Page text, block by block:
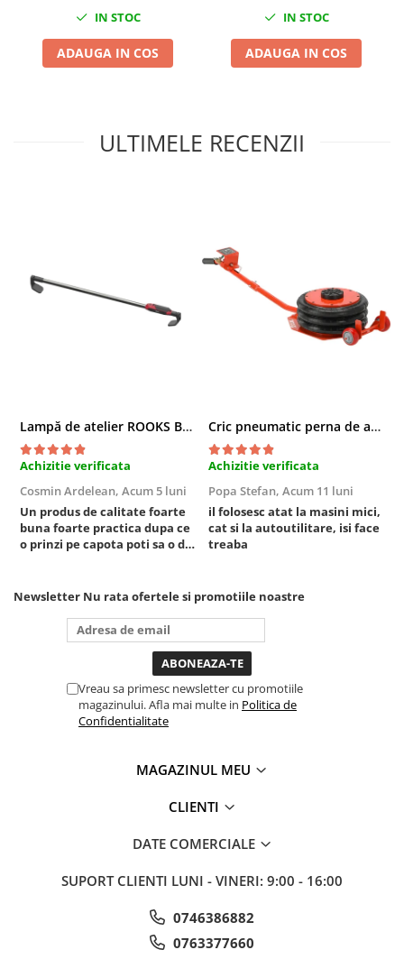
Scule pentru tinichigerie
Scule Pneumatice
Chei cu clichet
Pistoale Pneumatice
Scule pentru nituit si capsat
Injectoare
Motor
Rulmenti,Bucsi si Extractoare
Sistem directie
Sistem franare
Sistem Vibro-Power
Capre Auto
Cricuri Hidraulice
Surubelnite Si Biti
Truse de surubelnite
Vulcanizare
Masini de echilibrat roti
IN STOC
ADAUGA IN COS
IN STOC
ADAUGA IN COS
ULTIMELE RECENZII
Lampă de atelier ROOKS B2 HYBRID pentru capotă, 2000 lumeni, 5000 mAh
Achizitie verificata
Cosmin Ardelean, Acum 5 luni
Un produs de calitate foarte
buna foarte practica dupa ce
o prinzi pe capota poti sa o dai
puternica si de la baterie care
tine destul de mult dar daca o
bagi la priza nu mai ai treaba
toata ziua ,ce...
Cric pneumatic perna de aer cu inaltator 6T
Achizitie verificata
Popa Stefan, Acum 11 luni
il folosesc atat la masini mici,
cat si la autoutilitare, isi face
treaba
Newsletter Nu rata ofertele si promotiile noastre
Vreau sa primesc newsletter cu promotiile
magazinului. Afla mai multe in Politica de
Confidentialitate
MAGAZINUL MEU
CLIENTI
DATE COMERCIALE
SUPORT CLIENTI LUNI - VINERI: 9:00 - 16:00
0746386882
0763377660